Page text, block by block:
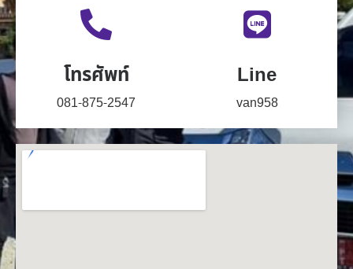
โทรศัพท์
081-875-2547
Line
van958